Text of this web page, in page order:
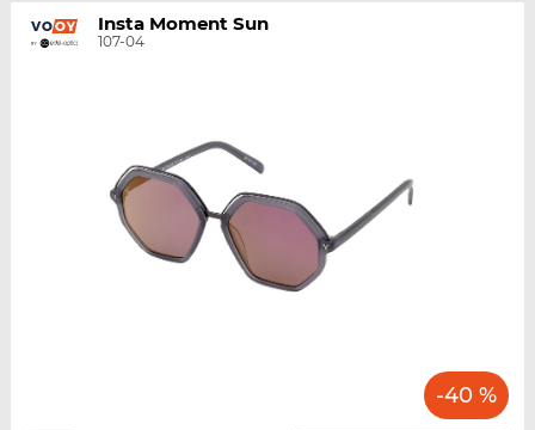
Insta Moment Sun
107-04
-40 %